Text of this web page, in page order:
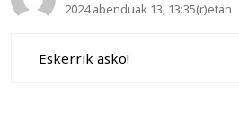
2024 abenduak 13, 13:35(r)etan
Eskerrik asko!